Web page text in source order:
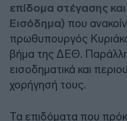
επίδομα στέγασης
Εισόδημα) που
πρωθυπουργός
βήμα της ΔΕΘ.
εισοδηματικά και
χορήγησή τους.
Τα επιδόματα που